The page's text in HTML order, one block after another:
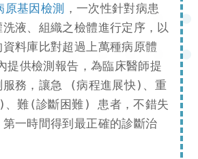
基因檢測 ，一次性針對病患
液、組織之檢體進行定序，以
料庫比對超過上萬種病原體
提供檢測報告，為臨床醫師提
服務，讓急 (病程進展快)、重
、難(診斷困難) 患者，不錯失
一時間得到最正確的診斷治